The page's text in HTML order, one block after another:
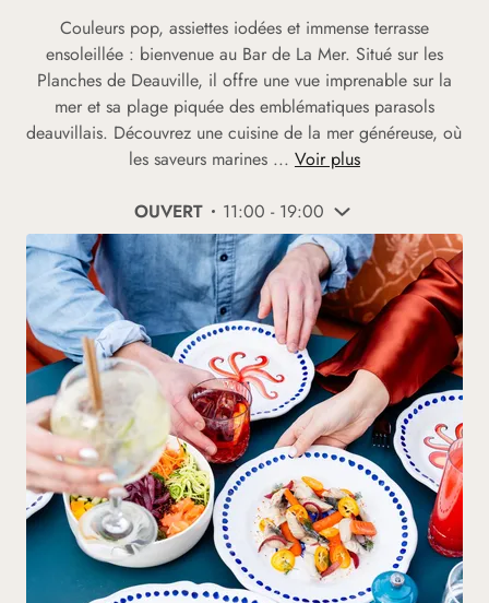
Couleurs pop, assiettes iodées et immense terrasse
ensoleillée : bienvenue au Bar de La Mer. Situé sur les
Planches de Deauville, il offre une vue imprenable sur la
mer et sa plage piquée des emblématiques parasols
deauvillais. Découvrez une cuisine de la mer généreuse, où
les saveurs marines ... Voir plus
OUVERT 11:00 - 19:00